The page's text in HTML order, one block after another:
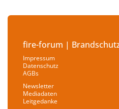
fire-forum |
Impressum
Datenschutz
AGBs
Newsletter
Mediadaten
Leitgedanke